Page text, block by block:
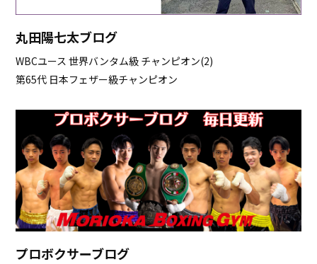
丸田陽七太ブログ
WBCユース 世界バンタム級 チャンピオン(2)
第65代 日本フェザー級チャンピオン
プロボクサーブログ